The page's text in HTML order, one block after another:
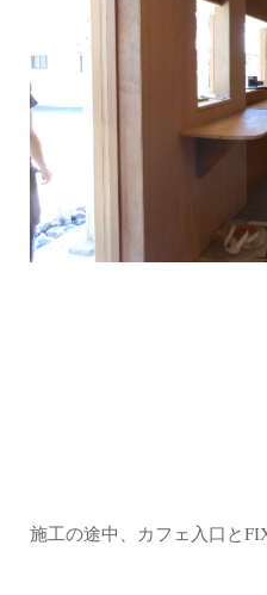
施工の途中、カフェ入口と